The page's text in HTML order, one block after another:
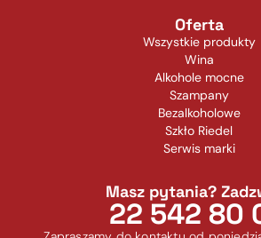
Oferta
Wszystkie produkty
Wina
Alkohole mocne
Szampany
Bezalkoholowe
Szkło Riedel
Serwis marki
Masz pytania?
22 542 80